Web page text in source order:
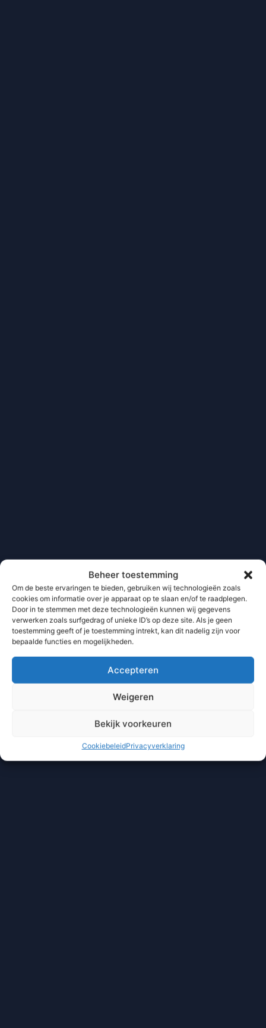
Beheer toestemming
Om de beste ervaringen te bieden, gebruiken wij technologieën zoals
cookies om informatie over je apparaat op te slaan en/of te raadplegen.
Door in te stemmen met deze technologieën kunnen wij gegevens
verwerken zoals surfgedrag of unieke ID’s op deze site. Als je geen
toestemming geeft of je toestemming intrekt, kan dit nadelig zijn voor
bepaalde functies en mogelijkheden.
Accepteren
Weigeren
Bekijk voorkeuren
CookiebeleidPrivacyverklaring